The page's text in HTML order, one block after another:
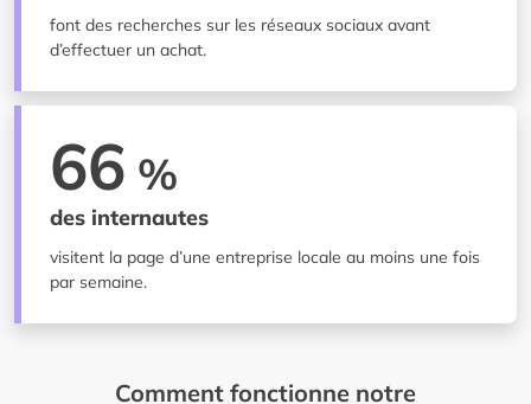
font des recherches sur les réseaux sociaux avant
d’effectuer un achat.
66 %
des internautes
visitent la page d’une entreprise locale au moins une fois
par semaine.
Comment fonctionne notre